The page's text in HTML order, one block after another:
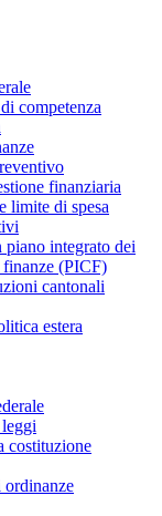
competenza
finanziaria
limite di spesa
piano integrato dei
(PICF)
cantonali
estera
costituzione
ordinanze